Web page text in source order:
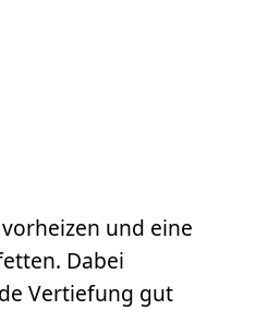
und eine
Dabei
Vertiefung gut